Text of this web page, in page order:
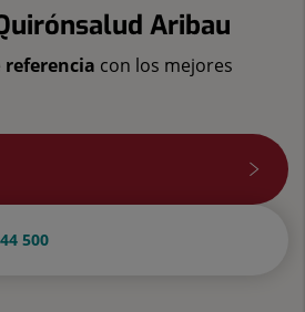
Aribau
referencia con los mejores
500